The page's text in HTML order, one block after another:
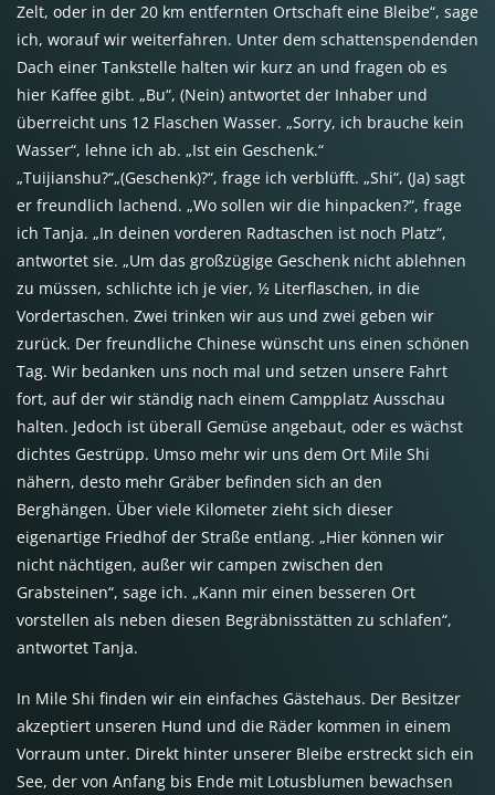
Zelt, oder in der 20 km entfernten Ortschaft eine Bleibe“, sage
ich, worauf wir weiterfahren. Unter dem schattenspendenden
Dach einer Tankstelle halten wir kurz an und fragen ob es
hier Kaffee gibt. „Bu“, (Nein) antwortet der Inhaber und
überreicht uns 12 Flaschen Wasser. „Sorry, ich brauche kein
Wasser“, lehne ich ab. „Ist ein Geschenk.“
„Tuijianshu?“„(Geschenk)?“, frage ich verblüfft. „Shi“, (Ja) sagt
er freundlich lachend. „Wo sollen wir die hinpacken?“, frage
ich Tanja. „In deinen vorderen Radtaschen ist noch Platz“,
antwortet sie. „Um das großzügige Geschenk nicht ablehnen
zu müssen, schlichte ich je vier, ½ Literflaschen, in die
Vordertaschen. Zwei trinken wir aus und zwei geben wir
zurück. Der freundliche Chinese wünscht uns einen schönen
Tag. Wir bedanken uns noch mal und setzen unsere Fahrt
fort, auf der wir ständig nach einem Campplatz Ausschau
halten. Jedoch ist überall Gemüse angebaut, oder es wächst
dichtes Gestrüpp. Umso mehr wir uns dem Ort Mile Shi
nähern, desto mehr Gräber befinden sich an den
Berghängen. Über viele Kilometer zieht sich dieser
eigenartige Friedhof der Straße entlang. „Hier können wir
nicht nächtigen, außer wir campen zwischen den
Grabsteinen“, sage ich. „Kann mir einen besseren Ort
vorstellen als neben diesen Begräbnisstätten zu schlafen“,
antwortet Tanja.
In Mile Shi finden wir ein einfaches Gästehaus. Der Besitzer
akzeptiert unseren Hund und die Räder kommen in einem
Vorraum unter. Direkt hinter unserer Bleibe erstreckt sich ein
See, der von Anfang bis Ende mit Lotusblumen bewachsen